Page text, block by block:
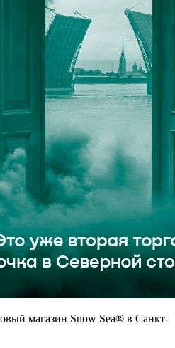
магазин Snow Sea® в Санкт-